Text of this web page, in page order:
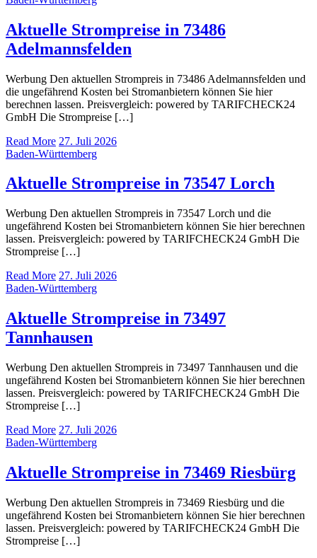
Aktuelle Strompreise in 73486
Adelmannsfelden
Werbung Den aktuellen Strompreis in 73486 Adelmannsfelden und
die ungefährend Kosten bei Stromanbietern können Sie hier
berechnen lassen. Preisvergleich: powered by TARIFCHECK24
GmbH Die Strompreise […]
Read More 27. Juli 2026
Baden-Württemberg
Aktuelle Strompreise in 73547 Lorch
Werbung Den aktuellen Strompreis in 73547 Lorch und die
ungefährend Kosten bei Stromanbietern können Sie hier berechnen
lassen. Preisvergleich: powered by TARIFCHECK24 GmbH Die
Strompreise […]
Read More 27. Juli 2026
Baden-Württemberg
Aktuelle Strompreise in 73497
Tannhausen
Werbung Den aktuellen Strompreis in 73497 Tannhausen und die
ungefährend Kosten bei Stromanbietern können Sie hier berechnen
lassen. Preisvergleich: powered by TARIFCHECK24 GmbH Die
Strompreise […]
Read More 27. Juli 2026
Baden-Württemberg
Aktuelle Strompreise in 73469 Riesbürg
Werbung Den aktuellen Strompreis in 73469 Riesbürg und die
ungefährend Kosten bei Stromanbietern können Sie hier berechnen
lassen. Preisvergleich: powered by TARIFCHECK24 GmbH Die
Strompreise […]